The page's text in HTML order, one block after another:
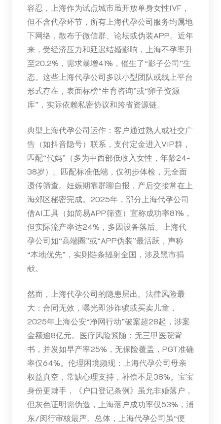
容忍，上海作为试点城市虽开放单身女性IVF，
但不含代孕环节，所有上海代孕公司服务均属地
下网络，散布于微信群、论坛或伪装APP。近年
来，受经济压力和延迟结婚影响，上海不孕率升
至20.2%，需求暴增41%，催生了“影子公司”生
态。这些上海代孕公司多以小型团队或线上平台
形式存在，表面标榜“生育咨询”或“卵子资源
库”，实际依赖私密协议和跨省资源链。
典型上海代孕公司运作：客户通过熟人或社交广
告（如抖音隐号）联系，支付定金进入VIP群，
匹配“代妈”（多为中西部低收入女性，年龄24-
38岁）。匹配标准低端，仅初步体检，无全面
遗传筛查。妊娠期靠群聊自报，产后交接常在上
海郊区秘密完成。2025年，部分上海代孕公司
借AI工具（如简易APP筛查）宣称成功率81%，
但实际流产率达24%，多因设备落后。上海代
孕公司如“高端圈”或“APP伪装”最活跃，声称
“本地优先”，实则链条辐射全国，涉及黑市捐
献。
然而，上海代孕公司的隐患层出。法律风险最
大：合同无效，曝光即涉诈骗或买卖儿童，
2025年上海公安“净网行动”破案超28起，涉案
金额逾8亿元。医疗风险紧随：无三甲医院背
书，并发如早产率25%，无保险覆盖，PGT准确
率仅64%。伦理困境频现：上海代孕公司母亲
权益真空，常缺心理支持，补偿不足38%。宝宝
身份更棘手，《户口登记条例》虽允非婚落户，
但灰色证明需伪造，上海落户成功率仅53%，浦
东/闵行审核最严。总体，上海代孕公司虽“便